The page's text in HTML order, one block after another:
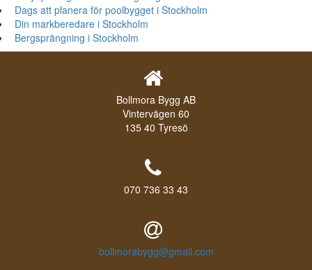
Dags att planera för poolbygget i Stockholm
Din markberedare i Stockholm
Bergsprängning i Stockholm
Bollmora Bygg AB
Vintervägen 60
135 40 Tyresö
070 736 33 43
bollmorabygg@gmail.com